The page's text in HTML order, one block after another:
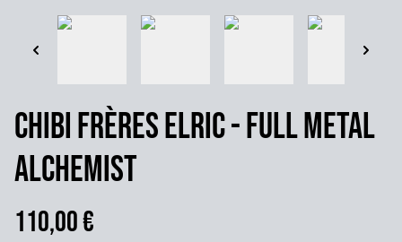
Chibi Frères Elric - Full Metal
Alchemist
110,00 €